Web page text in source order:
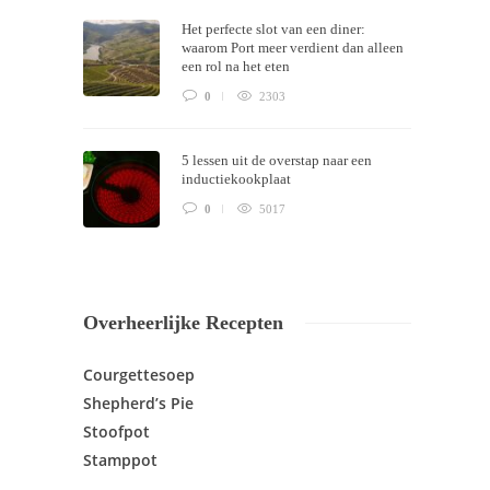
Het perfecte slot van een diner:
waarom Port meer verdient dan alleen
een rol na het eten
0 2303
5 lessen uit de overstap naar een
inductiekookplaat
0 5017
Overheerlijke Recepten
Courgettesoep
Shepherd’s Pie
Stoofpot
Stamppot